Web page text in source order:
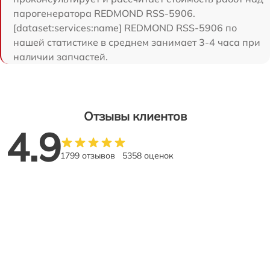
парогенератора REDMOND RSS-5906.
[dataset:services:name] REDMOND RSS-5906 по
нашей статистике в среднем занимает 3-4 часа при
наличии запчастей.
Отзывы клиентов
4.91799 отзывов 5358 оценок